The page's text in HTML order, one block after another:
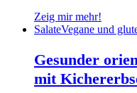
Zeig mir mehr!
SalateVegane und
Gesunder
mit